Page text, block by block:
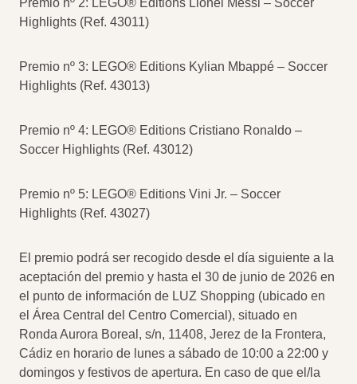
Premio nº 2: LEGO® Editions Lionel Messi – Soccer
Highlights (Ref. 43011)
Premio nº 3: LEGO® Editions Kylian Mbappé – Soccer
Highlights (Ref. 43013)
Premio nº 4: LEGO® Editions Cristiano Ronaldo –
Soccer Highlights (Ref. 43012)
Premio nº 5: LEGO® Editions Vini Jr. – Soccer
Highlights (Ref. 43027)
El premio podrá ser recogido desde el día siguiente a la
aceptación del premio y hasta el 30 de junio de 2026 en
el punto de información de LUZ Shopping (ubicado en
el Área Central del Centro Comercial), situado en
Ronda Aurora Boreal, s/n, 11408, Jerez de la Frontera,
Cádiz en horario de lunes a sábado de 10:00 a 22:00 y
domingos y festivos de apertura. En caso de que el/la